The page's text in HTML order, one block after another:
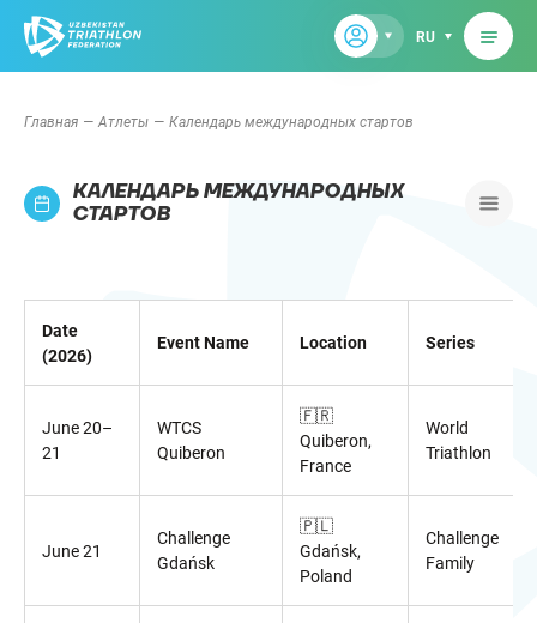
RU
Главная Атлеты Календарь международных стартов
КАЛЕНДАРЬ МЕЖДУНАРОДНЫХ
СТАРТОВ
Date
(2026)
Event Name Location Series
June 20–
21
WTCS
Quiberon
🇫🇷
Quiberon,
France
World
Triathlon
June 21
Challenge
Gdańsk
🇵🇱
Gdańsk,
Poland
Challenge
Family